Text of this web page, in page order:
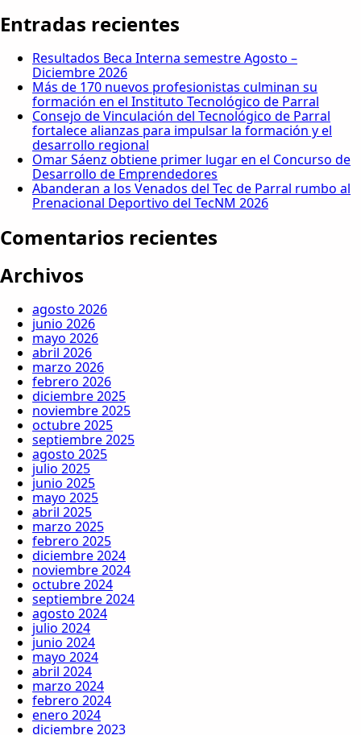
Entradas recientes
Resultados Beca Interna semestre Agosto –
Diciembre 2026
Más de 170 nuevos profesionistas culminan su
formación en el Instituto Tecnológico de Parral
Consejo de Vinculación del Tecnológico de Parral
fortalece alianzas para impulsar la formación y el
desarrollo regional
Omar Sáenz obtiene primer lugar en el Concurso de
Desarrollo de Emprendedores
Abanderan a los Venados del Tec de Parral rumbo al
Prenacional Deportivo del TecNM 2026
Comentarios recientes
Archivos
agosto 2026
junio 2026
mayo 2026
abril 2026
marzo 2026
febrero 2026
diciembre 2025
noviembre 2025
octubre 2025
septiembre 2025
agosto 2025
julio 2025
junio 2025
mayo 2025
abril 2025
marzo 2025
febrero 2025
diciembre 2024
noviembre 2024
octubre 2024
septiembre 2024
agosto 2024
julio 2024
junio 2024
mayo 2024
abril 2024
marzo 2024
febrero 2024
enero 2024
diciembre 2023